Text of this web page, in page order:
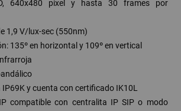
640x480 pixel y hasta 30 frames por
1,9 V/lux-sec (550nm)
135º en horizontal y 109º en vertical
IP69K y cuenta con certificado IK10L
compatible con centralita IP SIP o modo